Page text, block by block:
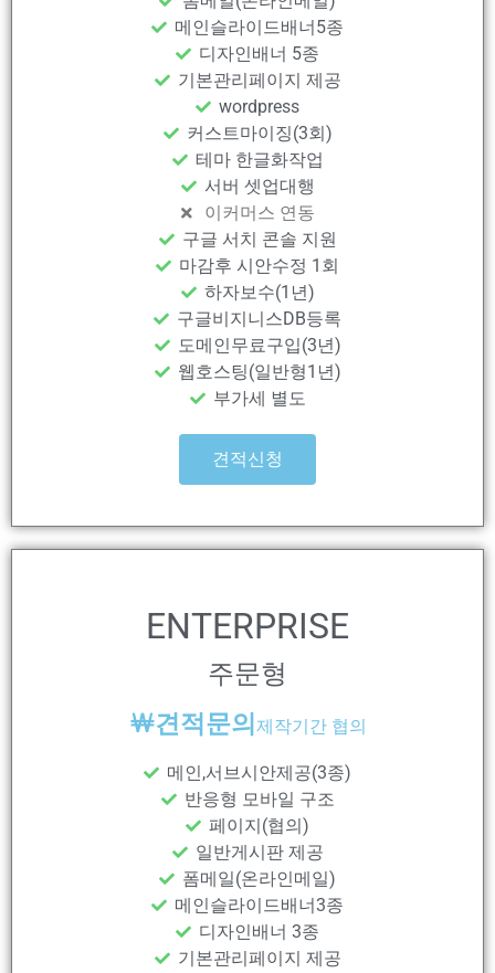
메인슬라이드배너5종
디자인배너 5종
기본관리페이지 제공
wordpress
커스트마이징(3회)
테마 한글화작업
서버 셋업대행
이커머스 연동
구글 서치 콘솔 지원
마감후 시안수정 1회
하자보수(1년)
구글비지니스DB등록
도메인무료구입(3년)
웹호스팅(일반형1년)
부가세 별도
견적신청
ENTERPRISE
주문형
￦견적문의 제작기간 협의
메인,서브시안제공(3종)
반응형 모바일 구조
페이지(협의)
일반게시판 제공
폼메일(온라인메일)
메인슬라이드배너3종
디자인배너 3종
기본관리페이지 제공